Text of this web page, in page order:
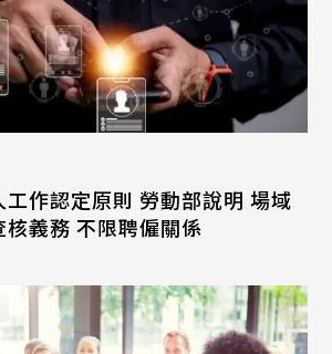
作認定原則 勞動部說明 場域
義務 不限聘僱關係